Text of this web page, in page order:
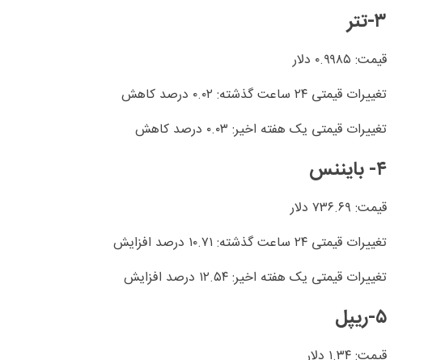
۳-تتر
قیمت: ۰.۹۹۸۵ دلار
تغییرات قیمتی ۲۴ ساعت گذشته: ۰.۰۲ درصد کاهش
تغییرات قیمتی یک هفته اخیر: ۰.۰۳ درصد کاهش
۴- بایننس
قیمت: ۷۳۶.۶۹ دلار
تغییرات قیمتی ۲۴ ساعت گذشته: ۱۰.۷۱ درصد افزایش
تغییرات قیمتی یک هفته اخیر: ۱۲.۵۴ درصد افزایش
۵-ریپل